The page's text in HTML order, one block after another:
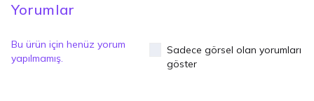
Yorumlar
Bu ürün için henüz yorum
yapılmamış.
Sadece görsel olan yorumları
göster